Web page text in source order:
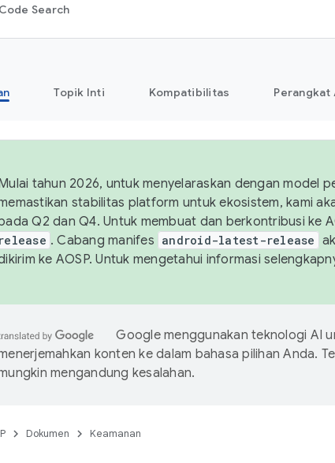
Search
Topik Inti Kompatibilitas Perangkat
tahun 2026, untuk menyelaraskan dengan model
stabilitas platform untuk ekosistem, kami
Q2 dan Q4. Untuk membuat dan berkontribusi ke
release . Cabang manifes android-latest-release
ke AOSP. Untuk mengetahui informasi
Google menggunakan teknologi AI
konten ke dalam bahasa pilihan Anda.
mengandung kesalahan.
Dokumen Keamanan